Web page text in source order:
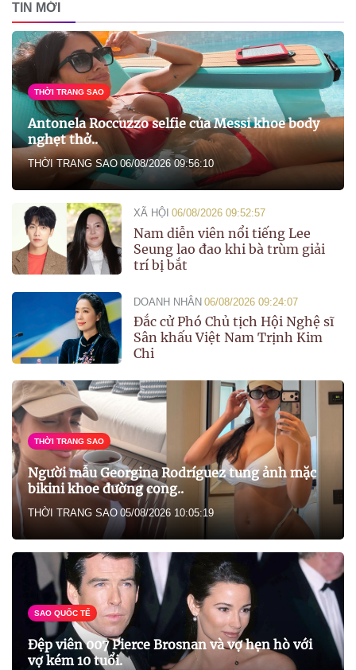
TIN MỚI
THỜI TRANG SAO
Antonela Roccuzzo selfie của Messi khoe body
nghẹt thở..
THỜI TRANG SAO 06/08/2026 09:56:10
XÃ HỘI 06/08/2026 09:52:57
Nam diễn viên nổi tiếng Lee
Seung lao đao khi bà trùm giải
trí bị bắt
DOANH NHÂN 06/08/2026 09:24:07
Đắc cử Phó Chủ tịch Hội Nghệ sĩ
Sân khấu Việt Nam Trịnh Kim
Chi
THỜI TRANG SAO
Người mẫu Georgina Rodríguez tung ảnh mặc
bikini khoe đường cong..
THỜI TRANG SAO 05/08/2026 10:05:19
SAO QUỐC TẾ
Đệp viên 007 Pierce Brosnan và vợ hẹn hò với
vợ kém 10 tuổi.